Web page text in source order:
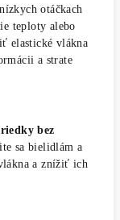
otáčkach
teploty alebo
elastické vlákna
a strate
bez
sa bielidlám a
a znížiť ich